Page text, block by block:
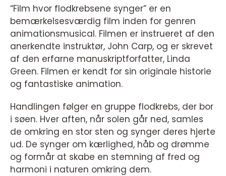
“Film hvor flodkrebsene synger” er en
bemærkelsesværdig film inden for genren
animationsmusical. Filmen er instrueret af den
anerkendte instruktør, John Carp, og er skrevet
af den erfarne manuskriptforfatter, Linda
Green. Filmen er kendt for sin originale historie
og fantastiske animation.
Handlingen følger en gruppe flodkrebs, der bor
i søen. Hver aften, når solen går ned, samles
de omkring en stor sten og synger deres hjerte
ud. De synger om kærlighed, håb og drømme
og formår at skabe en stemning af fred og
harmoni i naturen omkring dem.